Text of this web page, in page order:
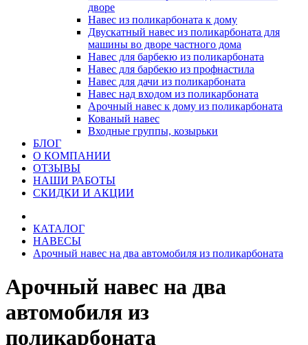
дворе
Навес из поликарбоната к дому
Двускатный навес из поликарбоната для
машины во дворе частного дома
Навес для барбекю из поликарбоната
Навес для барбекю из профнастила
Навес для дачи из поликарбоната
Навес над входом из поликарбоната
Арочный навес к дому из поликарбоната
Кованый навес
Входные группы, козырьки
БЛОГ
О КОМПАНИИ
ОТЗЫВЫ
НАШИ РАБОТЫ
СКИДКИ И АКЦИИ
КАТАЛОГ
НАВЕСЫ
Арочный навес на два автомобиля из поликарбоната
Арочный навес на два
автомобиля из
поликарбоната